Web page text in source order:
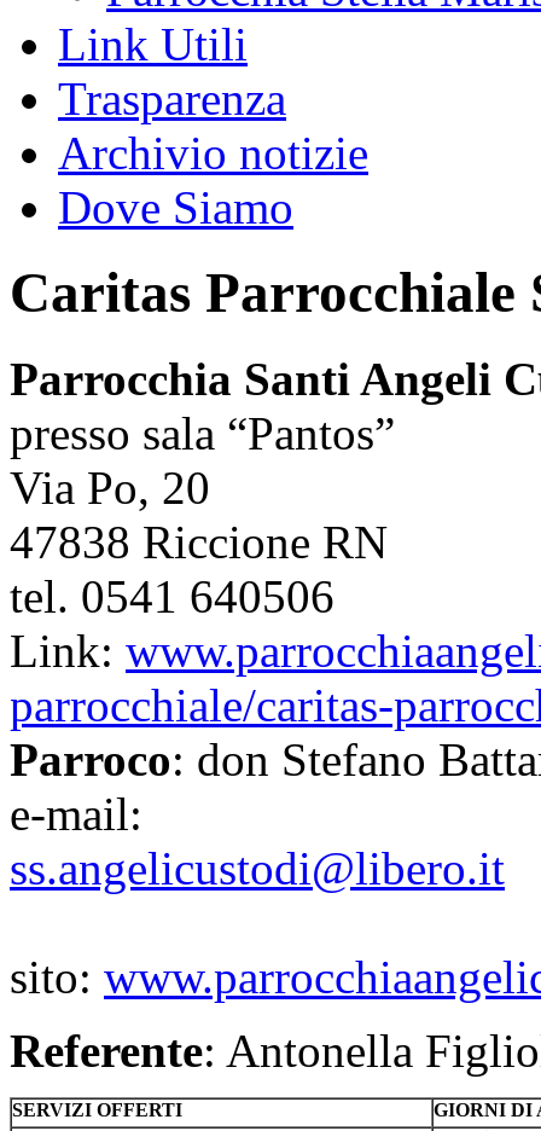
Link Utili
Trasparenza
Archivio notizie
Dove Siamo
Caritas Parrocchiale
Parrocchia Santi Angeli
presso sala “Pantos”
Via Po, 20
47838 Riccione RN
tel. 0541 640506
Link:
parrocchiale/caritas-
Parroco: don Stefano
e-mail:
ss.angelicustodi@libero.it
sito:
Referente: Antonella
SERVIZI OFFERTI GIORNI DI